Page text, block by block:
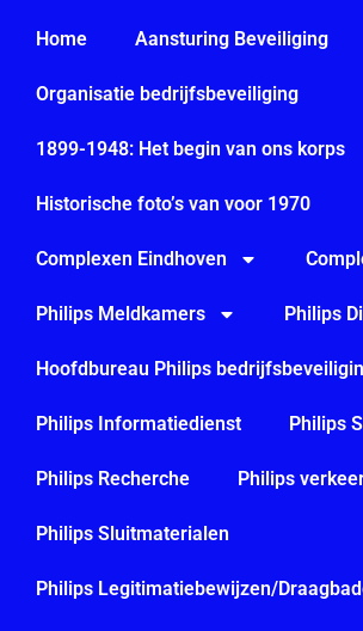
Home Aansturing Beveiliging
Organisatie bedrijfsbeveiliging
1899-1948: Het begin van ons korps
Historische foto’s van voor 1970
Complexen Eindhoven
Philips Meldkamers Philips
Hoofdbureau Philips
Philips Informatiedienst Philips
Philips Recherche Philips
Philips Sluitmaterialen
Philips Legitimatiebewijzen/